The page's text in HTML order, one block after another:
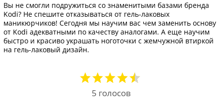
Вы не смогли подружиться со знаменитыми базами бренда
Kodi? Не спешите отказываться от гель-лаковых
маникюрчиков! Сегодня мы научим вас чем заменить основу
от Kodi адекватными по качеству аналогами. А еще научим
быстро и красиво украшать ноготочки с жемчужной втиркой
на гель-лаковый дизайн.
5 голосов